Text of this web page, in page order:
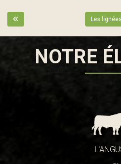
Les lignées
NOTRE